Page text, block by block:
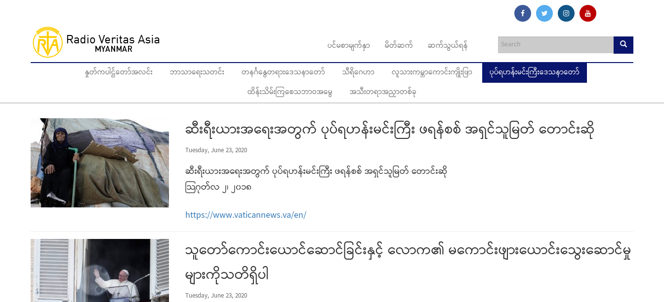
ပင်မစာမျက်နှာ မိတ်ဆက် ဆက်သွယ်ရန်
နှုတ်ကပါဌ်တော်အလင်း ဘာသာရေးသတင်း တနင်္ဂနွေတရားဒေသနာတော် သီရိဂေဟာ လူသားကမ္ဘာကောင်းကျိုးဖြာ
ပုပ်ရဟန်းမင်းကြီးဒေသနာတော်
ထိန်းသိမ်းကြစေသဘာဝအမွေ
အသီးတရာအညှာတစ်ခု
ဆီးရီးယားအရေးအတွက် ပုပ်ရဟန်းမင်းကြီး ဖရန်စစ် အရှင်သူမြတ် တောင်းဆို
Tuesday, June 23, 2020
ဆီးရီးယားအရေးအတွက် ပုပ်ရဟန်းမင်းကြီး ဖရန်စစ် အရှင်သူမြတ် တောင်းဆို
သြဂုတ်လ ၂၊ ၂၀၁၈
https://www.vaticannews.va/en/
သူတော်ကောင်းယောင်ဆောင်ခြင်းနှင့် လောက၏ မကောင်းဖျားယောင်းသွေးဆောင်မှု
များကိုသတိရှိပါ
Tuesday, June 23, 2020